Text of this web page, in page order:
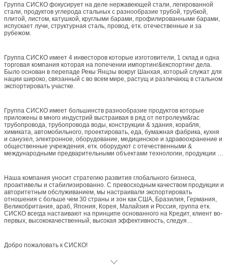
Группа СИСКО фокусирует на деле нержавеющей стали, легированной
стали, продуктов углерода стальных с разнообразие трубой, трубкой,
плитой, листом, катушкой, круглыми барами, профилированными барами,
испускает лучи, структурная сталь, провод, етк. отечественные и за
рубежом.
Группа СИСКО имеет 4 инвесторов которые изготовители, 1 склад и одна
торговая компания которая на попечении импортинг&експортинг дела.
Было основан в перепаде Рекы Янцзы вокруг Шанхая, который служат для
нации широко, связанный с во всем мире, растущ и различающ в стальном
экспортировать участке.
Группа СИСКО имеет большинств разнообразие продуктов которые
приложены в много индустрий выстраивая в ряд от петролеум&гас
трубопровода, трубопровода воды, конструкции & здания, корабля,
химиката, автомобильного, проектировать, еда, бумажная фабрика, кухня
и санузел, электронное, оборудование, медицинское и здравоохранение и
общественные учреждения, етк. оборудуют с отечественными &
международными предварительными объектами технологии, продукции и
профессиональных инженеров и команды продукции.
Наша компания уносит стратегию развития глобального бизнеса,
проактивелы и стабилизированно. С превосходным качеством продукции и
авторитетным обслуживанием, мы настраивали экспортировать
отношения с больше чем 30 страны и зон как США, Бразилия, Германия,
Великобритания, араб, Япония, Корея, Малайзия и Россия, группа етк.
СИСКО всегда настаивают на принципе основанного на Кредит, клиент во-
первых, высококачественный, высокая эффективность, следуя
Добро пожаловать к СИСКО!